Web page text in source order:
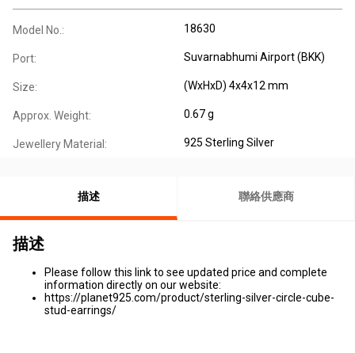
Model No.: 18630
Port: Suvarnabhumi Airport (BKK)
Size: (WxHxD) 4x4x12 mm
Approx. Weight: 0.67 g
Jewellery Material: 925 Sterling Silver
描述 聯絡供應商
描述
Please follow this link to see updated price and complete
information directly on our website:
https://planet925.com/product/sterling-silver-circle-cube-
stud-earrings/